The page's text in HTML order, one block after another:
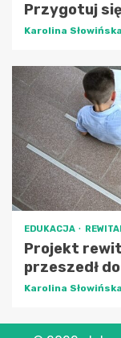
Przygotuj
Karolina Słowińska
EDUKACJA
Projekt
przeszedł
Karolina Słowińska